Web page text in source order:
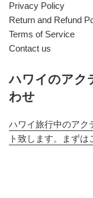
Privacy Policy
Return and Refund
Terms of Service
Contact us
ハワイのアク
わせ
ハワイ旅行中のアク
ト致します。まずは